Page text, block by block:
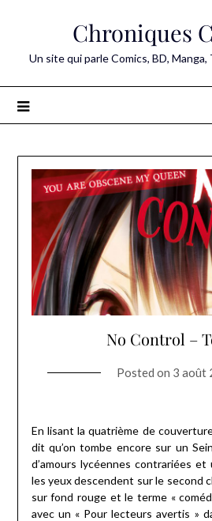
Chroniques
Un site qui parle Comics, BD,
No Control –
Posted on 3 août
En lisant la quatrième de
dit qu’on tombe encore sur un
d’amours lycéennes contrariées et
les yeux descendent sur le second
sur fond rouge et le terme «
avec un « Pour lecteurs avertis »